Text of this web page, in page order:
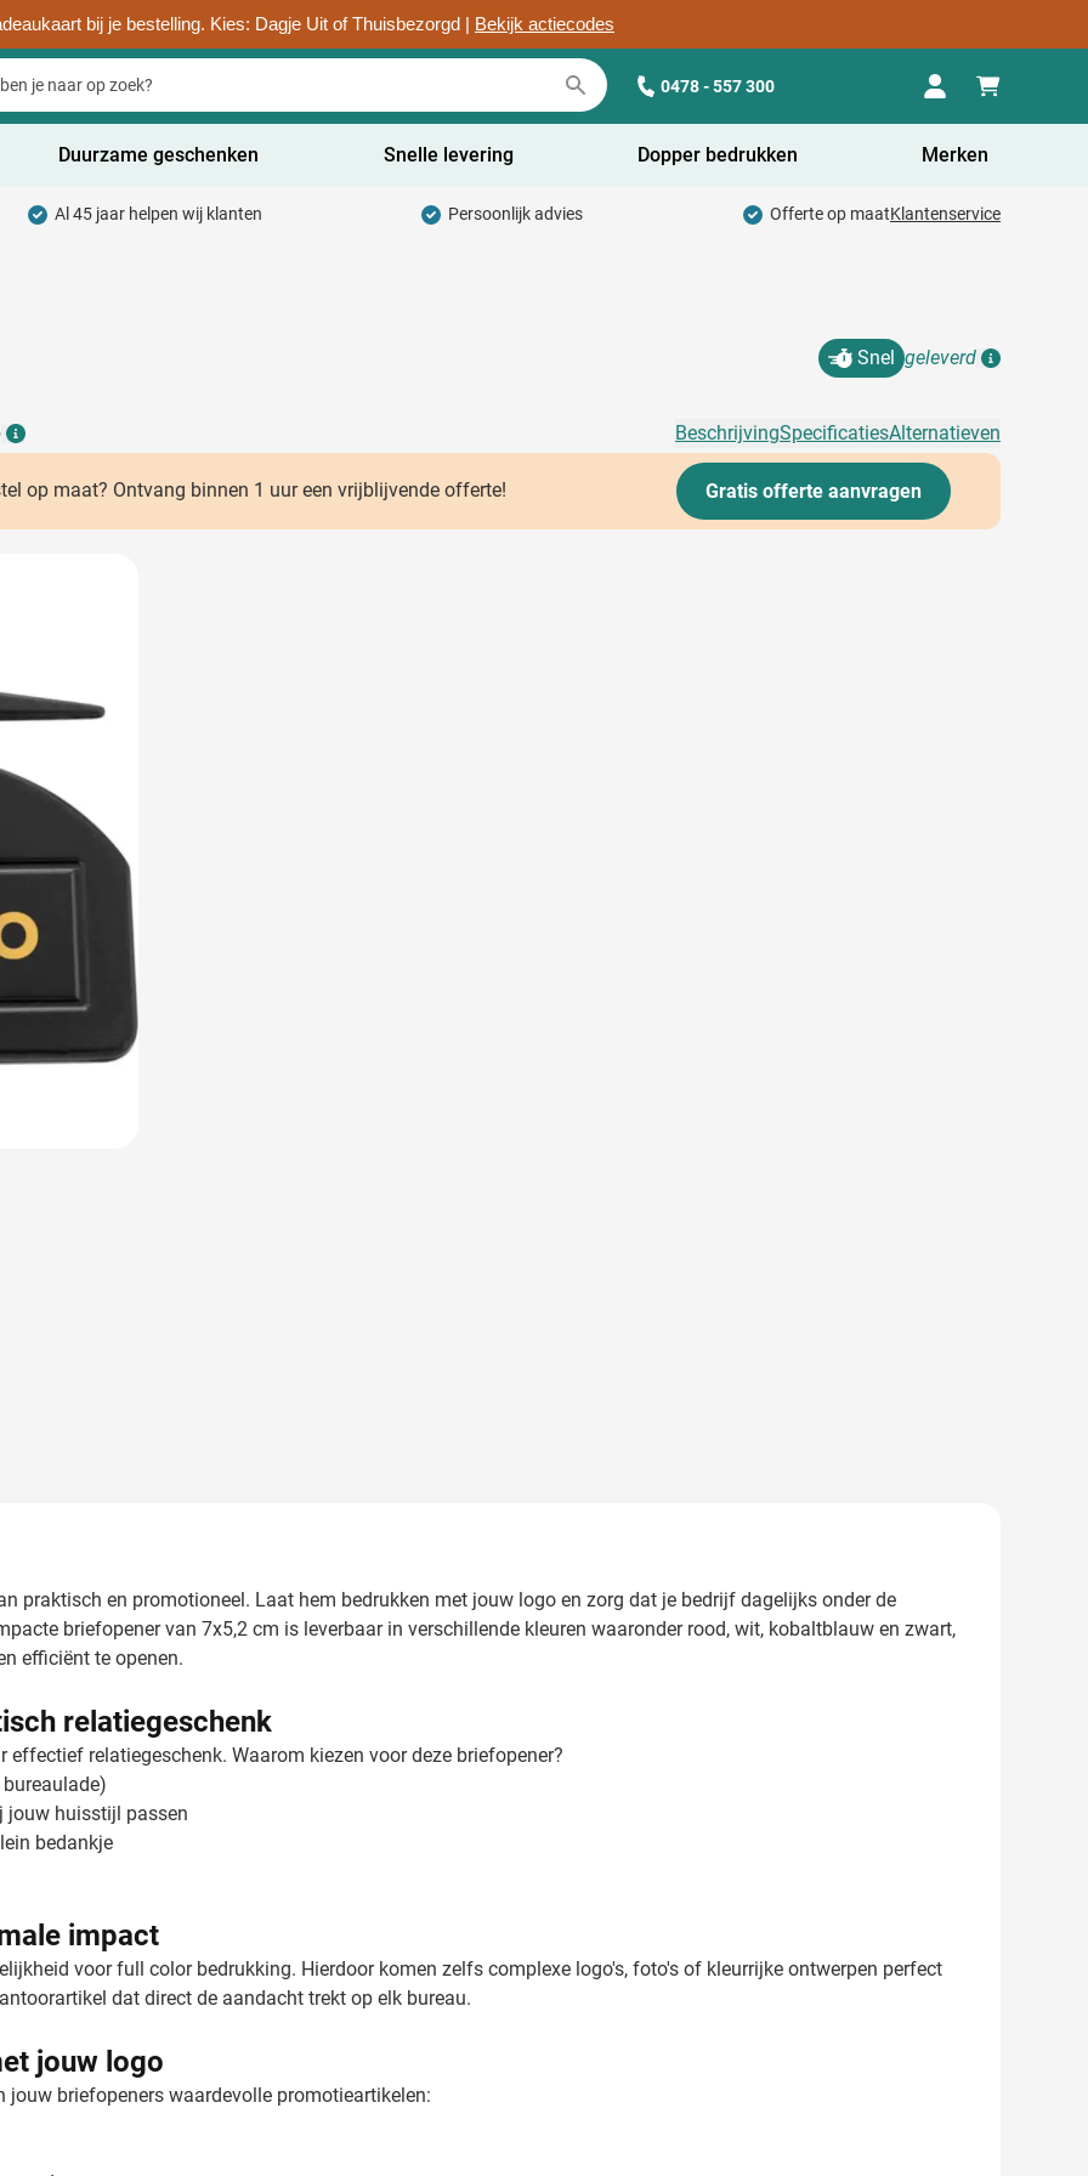
bij je bestelling. Kies: Dagje Uit of Thuisbezorgd | Bekijk actiecodes
0478 - 557 300
categorie
& Weggevers categorie
categorie
categorie
& Veiligheid categorie
& Vrije tijd categorie
& Kids categorie
categorie
& thema's categorie
Duurzame geschenken Snelle levering Dopper bedrukken Merken
Al 45 jaar helpen wij klanten Persoonlijk advies Offerte op maatKlantenservice
Snel geleverd
Details
BeschrijvingSpecificatiesAlternatieven
op maat? Ontvang binnen 1 uur een vrijblijvende offerte! Gratis offerte aanvragen
praktisch en promotioneel. Laat hem bedrukken met jouw logo en zorg dat je bedrijf dagelijks onder de
briefopener van 7x5,2 cm is leverbaar in verschillende kleuren waaronder rood, wit, kobaltblauw en zwart,
efficiënt te openen.
relatiegeschenk
effectief relatiegeschenk. Waarom kiezen voor deze briefopener?
jouw huisstijl passen
bedankje
impact
voor full color bedrukking. Hierdoor komen zelfs complexe logo's, foto's of kleurrijke ontwerpen perfect
dat direct de aandacht trekt op elk bureau.
jouw logo
jouw briefopeners waardevolle promotieartikelen: